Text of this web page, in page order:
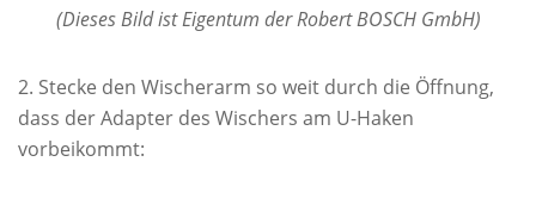
(Dieses Bild ist Eigentum der Robert BOSCH GmbH)
Stecke den Wischerarm so weit durch die Öffnung,
dass der Adapter des Wischers am U-Haken
vorbeikommt: